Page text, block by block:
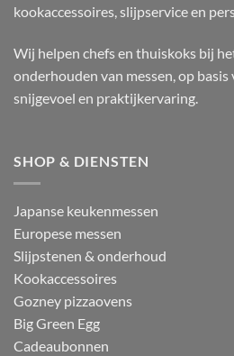
kookaccessoires, slijpservice en
Wij helpen chefs en thuiskoks bij
onderhouden van messen, op
snijgevoel en praktijkervaring.
SHOP & DIENSTEN
Japanse keukenmessen
Europese messen
Slijpstenen & onderhoud
Kookaccessoires
Gozney pizzaovens
Big Green Egg
Cadeaubonnen